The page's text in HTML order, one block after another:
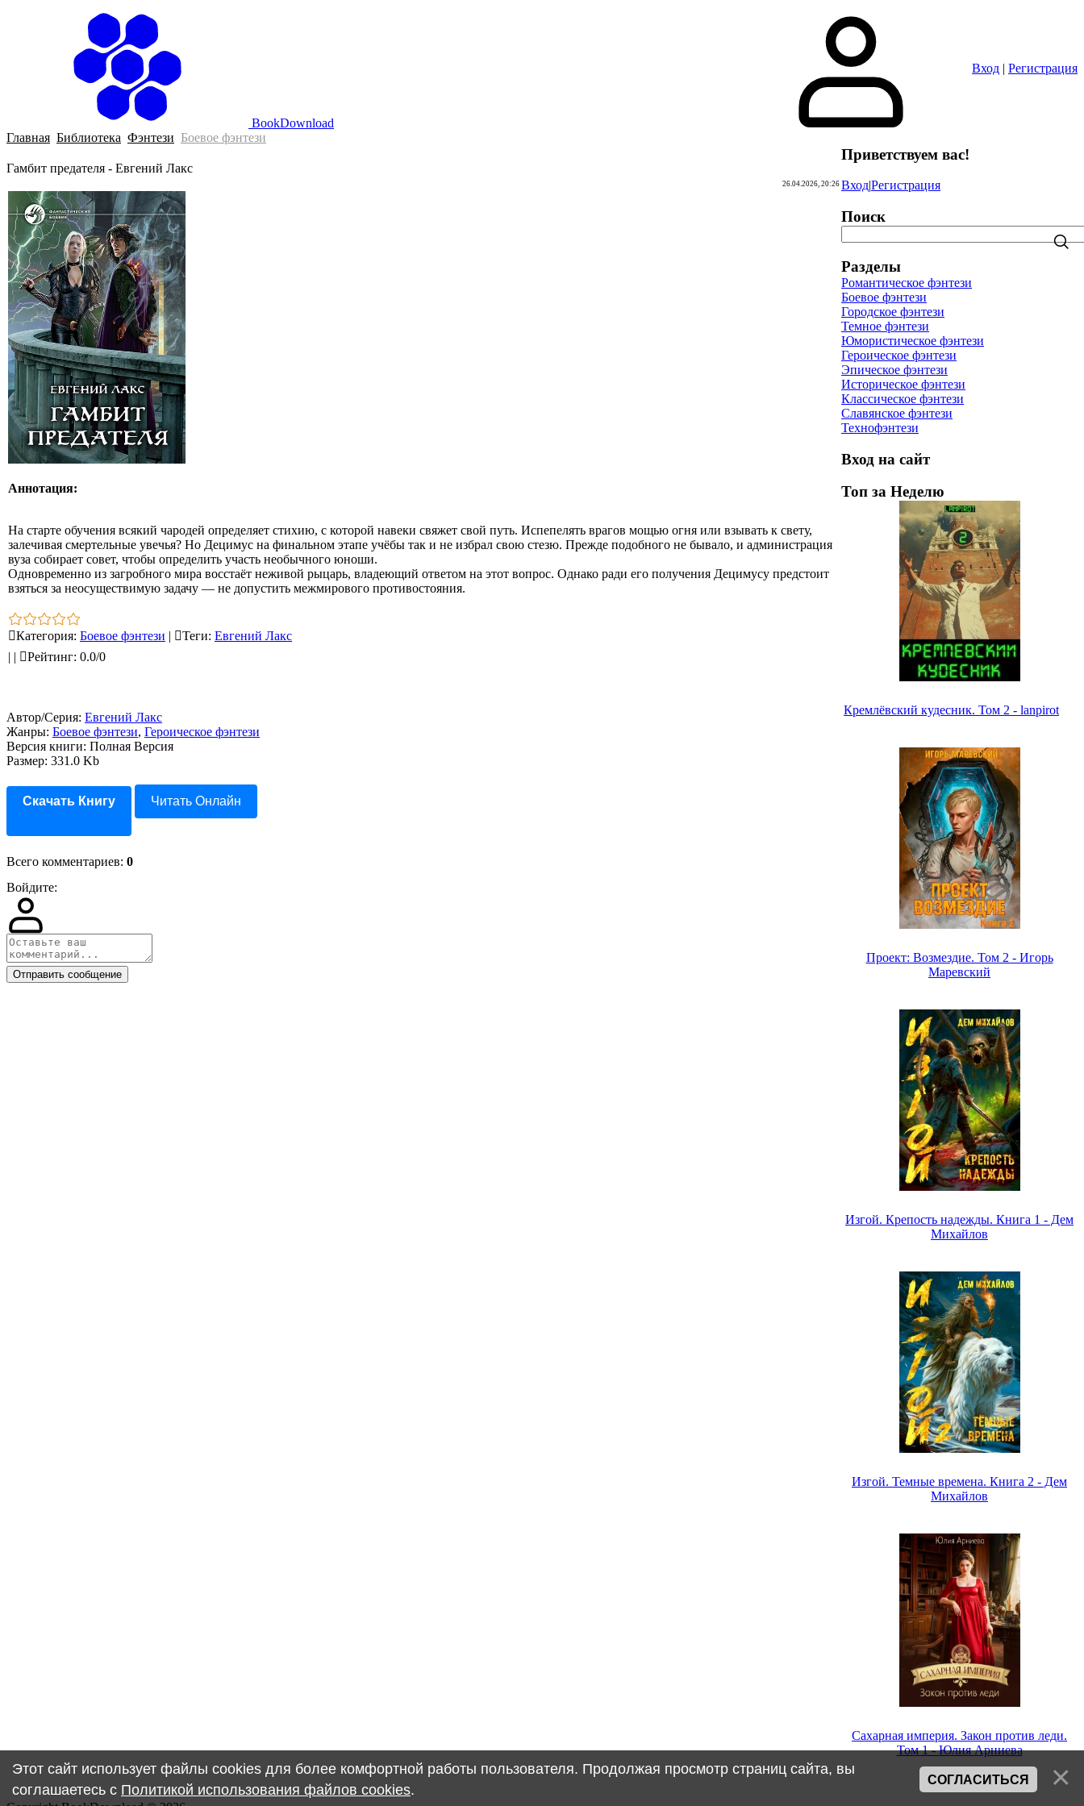
BookDownload
Вход | Регистрация
Главная Библиотека Фэнтези Боевое фэнтези
Гамбит предателя - Евгений Лакс
26.04.2026, 20:26
Аннотация:
На старте обучения всякий чародей определяет стихию, с которой навеки свяжет свой путь. Испепелять врагов мощью огня или взывать к свету,
залечивая смертельные увечья? Но Децимус на финальном этапе учёбы так и не избрал свою стезю. Прежде подобного не бывало, и администрация
вуза собирает совет, чтобы определить участь необычного юноши.
Одновременно из загробного мира восстаёт неживой рыцарь, владеющий ответом на этот вопрос. Однако ради его получения Децимусу предстоит
взяться за неосуществимую задачу — не допустить межмирового противостояния.
Категория: Боевое фэнтези | Теги: Евгений Лакс
| | Рейтинг: 0.0/0
Автор/Серия: Евгений Лакс
Жанры: Боевое фэнтези, Героическое фэнтези
Версия книги: Полная Версия
Размер: 331.0 Kb
Скачать Книгу Читать Онлайн
Всего комментариев: 0
Войдите:
Отправить сообщение
Приветствуем вас!
Вход|Регистрация
Поиск
Разделы
Романтическое фэнтези
Боевое фэнтези
Городское фэнтези
Темное фэнтези
Юмористическое фэнтези
Героическое фэнтези
Эпическое фэнтези
Историческое фэнтези
Классическое фэнтези
Славянское фэнтези
Технофэнтези
Вход на сайт
Топ за Неделю
Кремлёвский кудесник. Том 2 - lanpirot
Проект: Возмездие. Том 2 - Игорь
Маревский
Изгой. Крепость надежды. Книга 1 - Дем
Михайлов
Изгой. Темные времена. Книга 2 - Дем
Михайлов
Сахарная империя. Закон против леди.
Том 1 - Юлия Арниева
Этот сайт использует файлы cookies для более комфортной работы пользователя. Продолжая просмотр страниц сайта, вы
соглашаетесь с Политикой использования файлов cookies.
СОГЛАСИТЬСЯ